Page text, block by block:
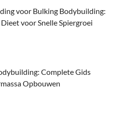
voor Bulking Bodybuilding:
voor Snelle Spiergroei
Complete Gids
Opbouwen